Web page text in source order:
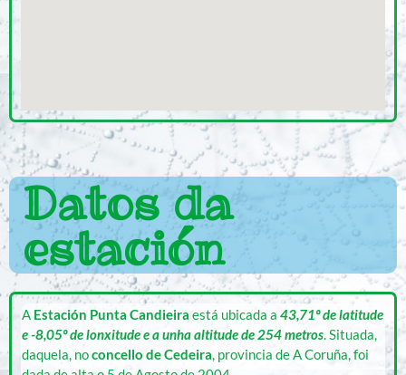
Datos da
estación
A Estación Punta Candieira está ubicada a 43,71º de latitude
e -8,05º de lonxitude e a unha altitude de 254 metros. Situada,
daquela, noconcello de Cedeira, provincia de A Coruña, foi